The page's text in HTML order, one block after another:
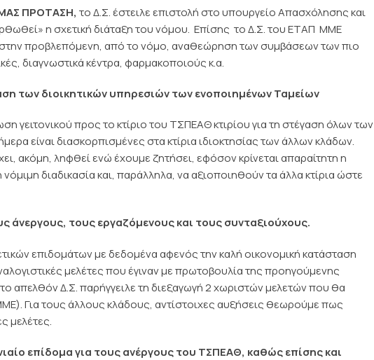
ΠΡΟΤΑΣΗ, το Δ.Σ. έστειλε επιστολή στο υπουργείο Απασχόλησης και
η σχετική διάταξη του νόμου. Επίσης το Δ.Σ. του ΕΤΑΠ  ΜΜΕ
προβλεπόμενη, από το νόμο, αναθεώρηση των συμβάσεων των πιο
διαγνωστικά κέντρα, φαρμακοποιούς κ.α.
των διοικητικών υπηρεσιών των ενοποιημένων Ταμείων
γειτονικού προς το κτίριο του ΤΣΠΕΑΘ κτιρίου για τη στέγαση όλων των
είναι διασκορπισμένες στα κτίρια ιδιοκτησίας των άλλων κλάδων.
ακόμη, ληφθεί ενώ έχουμε ζητήσει, εφόσον κρίνεται απαραίτητη η
διαδικασία και, παράλληλα, να αξιοποιηθούν τα άλλα κτίρια ώστε
τους εργαζόμενους και τους συνταξιούχους.
επιδομάτων με δεδομένα αφενός την καλή οικονομική κατάσταση
μελέτες που έγιναν με πρωτοβουλία της προηγούμενης
απελθόν Δ.Σ. παρήγγειλε τη διεξαγωγή 2 χωριστών μελετών που θα
Για τους άλλους κλάδους, αντίστοιχες αυξήσεις θεωρούμε πως
μελέτες.
επίδομα για τους ανέργους του ΤΣΠΕΑΘ, καθώς επίσης και